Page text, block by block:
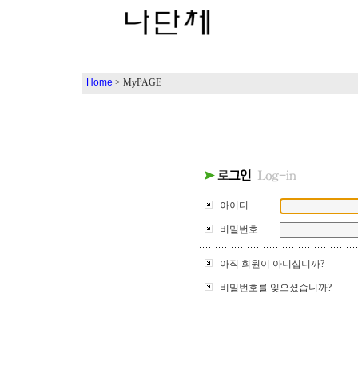
Home > MyPAGE
아이디
비밀번호
아직 회원이 아니십니까?
비밀번호를 잊으셨습니까?